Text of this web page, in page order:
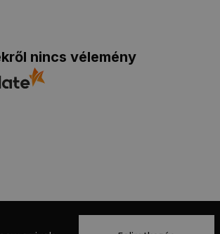
nincs vélemény